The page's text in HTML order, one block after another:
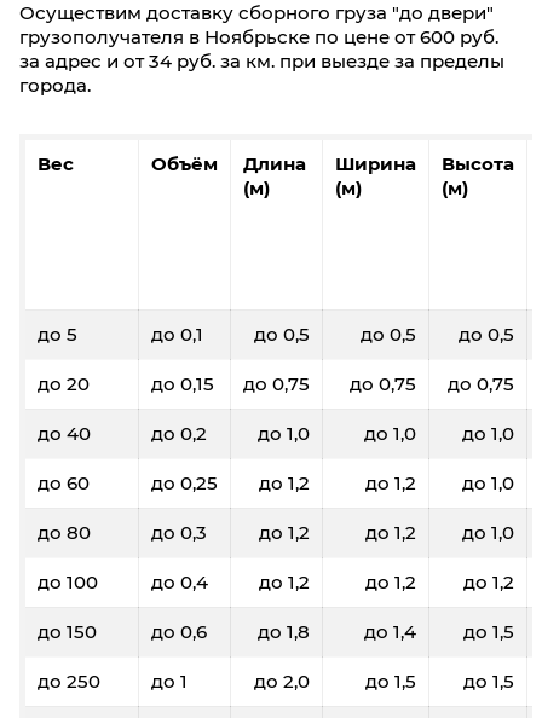
Осуществим доставку сборного груза "до двери"
грузополучателя в Ноябрьске по цене от 600 руб.
за адрес и от 34 руб. за км. при выезде за пределы
города.
Вес Объём
Длина
(м)
Ширина
(м)
Высота
(м)
до 5 до 0,1 до 0,5 до 0,5 до 0,5
до 20 до 0,15 до 0,75 до 0,75 до 0,75
до 40 до 0,2 до 1,0 до 1,0 до 1,0
до 60 до 0,25 до 1,2 до 1,2 до 1,0
до 80 до 0,3 до 1,2 до 1,2 до 1,0
до 100 до 0,4 до 1,2 до 1,2 до 1,2
до 150 до 0,6 до 1,8 до 1,4 до 1,5
до 250 до 1 до 2,0 до 1,5 до 1,5